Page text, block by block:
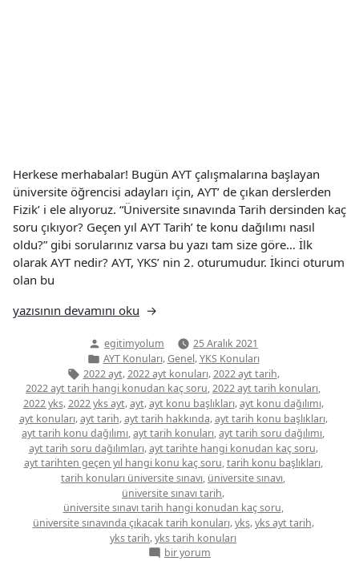
Herkese merhabalar! Bugün AYT çalışmalarına başlayan
üniversite öğrencisi adayları için, AYT’ de çıkan derslerden
Fizik’ i ele alıyoruz. “Üniversite sınavında Tarih dersinden kaç
soru çıkıyor? Geçen yıl AYT Tarih’ te konu dağılımı nasıl
oldu?” gibi sorularınız varsa bu yazı tam size göre… İlk
olarak AYT nedir? AYT, YKS’ nin 2. oturumudur. İkinci oturum
olan bu
“AYT
yazısının devamını oku
Yazan:
egitimyolum
25 Aralık 2021
Yazı
kategorisi
AYT Konuları,Genel,YKS Konuları
Etiketler:
2022 ayt,2022 ayt konuları,2022 ayt tarih,
2022 ayt tarih hangi konudan kaç soru,2022 ayt tarih konuları,
2022 yks,2022 yks ayt,ayt,ayt konu başlıkları,ayt konu dağılımı,
ayt konuları,ayt tarih,ayt tarih hakkında,ayt tarih konu başlıkları,
ayt tarih konu dağılımı,ayt tarih konuları,ayt tarih soru dağılımı,
ayt tarih soru dağılımları,ayt tarihte hangi konudan kaç soru,
ayt tarihten geçen yıl hangi konu kaç soru,tarih konu başlıkları,
tarih konuları üniversite sınavı, üniversite sınavı,
üniversite sınavı tarih,
üniversite sınavı tarih hangi konudan kaç soru,
üniversite sınavında çıkacak tarih konuları,yks,yks ayt tarih,
yks tarih,yks tarih konuları
AYT
bir yorum